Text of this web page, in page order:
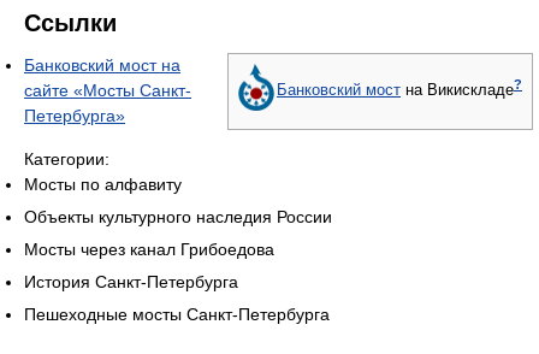
Ссылки
Банковский мост на Викискладе?
Банковский мост на
сайте «Мосты Санкт-
Петербурга»
Категории:
Мосты по алфавиту
Объекты культурного наследия России
Мосты через канал Грибоедова
История Санкт-Петербурга
Пешеходные мосты Санкт-Петербурга